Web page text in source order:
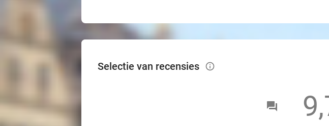
Selectie van recensies info_outlined